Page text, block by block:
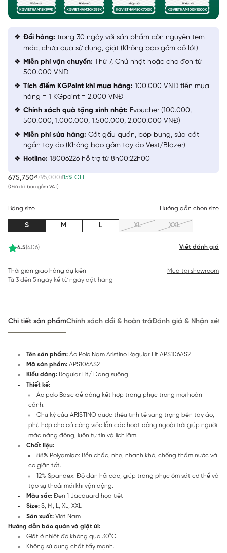
675,750₫795,000₫15% OFF
(Giá đã bao gồm VAT)
4.5(406) Viết đánh giá
Bảng size Hướng dẫn chọn size
S M L XL XXL
Thời gian giao hàng dự kiến
Từ 3 đến 5 ngày kể từ ngày đặt hàng
Mua tại showroom
Đổi hàng: trong 30 ngày với sản phẩm còn nguyên tem
mác, chưa qua sử dụng, giặt (Không bao gồm đồ lót)
Miễn phí vận chuyển: Thứ 7, Chủ nhật hoặc cho đơn từ
500.000 VNĐ
Tích điểm KGPoint khi mua hàng: 100.000 VNĐ tiền mua
hàng = 1 KGpoint = 2.000 VNĐ
Chính sách quà tặng sinh nhật: Evoucher (100.000,
500.000, 1.000.000, 1.500.000, 2.000.000 VNĐ)
Miễn phí sửa hàng: Cắt gấu quần, bóp bụng, sửa cắt
ngắn tay áo (Không bao gồm tay áo Vest/Blazer)
Hotline: 18006226 hỗ trợ từ 8h00:22h00
Chi tiết sản phẩmChính sách đổi & hoàn trảĐánh giá & Nhận xét
Tên sản phẩm: Áo Polo Nam Aristino Regular Fit APS106AS2
Mã sản phẩm: APS106AS2
Kiểu dáng: Regular Fit/ Dáng suông
Thiết kế:
Áo polo Basic dễ dàng kết hợp trang phục trong mọi hoàn
cảnh.
Chữ ký của ARISTINO được thêu tinh tế sang trọng bên tay áo,
phù hợp cho cả công việc lẫn các hoạt động ngoài trời giúp người
mặc năng động, luôn tự tin và lịch lãm.
Chất liệu:
88% Polyamide: Bền chắc, nhẹ, nhanh khô, chống thấm nước và
co giãn tốt.
12% Spandex: Độ đàn hồi cao, giúp trang phục ôm sát cơ thể và
tạo sự thoải mái khi vận động.
Màu sắc: Đen 1 Jacquard họa tiết
Size: S, M, L, XL, XXL
Sản xuất: Việt Nam
Hướng dẫn bảo quản và giặt ủi:
Giặt ở nhiệt độ không quá 30°C.
Không sử dụng chất tẩy mạnh.